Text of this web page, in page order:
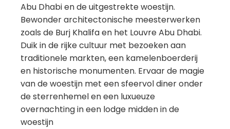
Abu Dhabi en de uitgestrekte woestijn.
Bewonder architectonische meesterwerken
zoals de Burj Khalifa en het Louvre Abu Dhabi.
Duik in de rijke cultuur met bezoeken aan
traditionele markten, een kamelenboerderij
en historische monumenten. Ervaar de magie
van de woestijn met een sfeervol diner onder
de sterrenhemel en een luxueuze
overnachting in een lodge midden in de
woestijn